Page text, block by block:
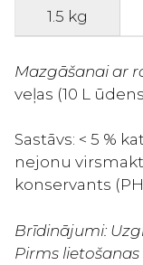
1.5 kg
Mazgāšanai ar
veļas (10 L
Sastāvs: < 5 %
nejonu
konservants
Brīdinājumi:
Pirms